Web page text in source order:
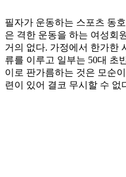
필자가 운동하는 스포츠 동
은 격한 운동을 하는 여성회
거의 없다. 가정에서 한가한
류를 이루고 일부는 50대 초
이로 판가름하는 것은 모순
련이 있어 결코 무시할 수 없